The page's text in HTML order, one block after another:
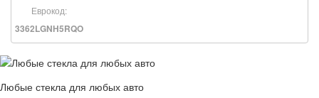
Еврокод:
3362LGNH5RQO
Любые стекла для любых авто